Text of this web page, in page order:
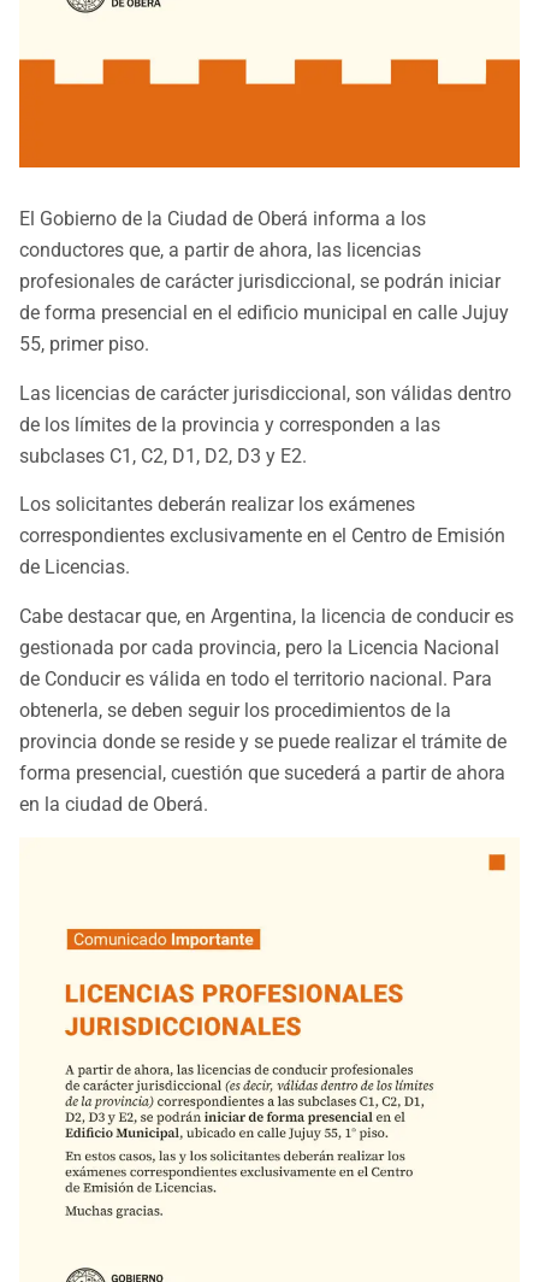
El Gobierno de la Ciudad de Oberá informa a los
conductores que, a partir de ahora, las licencias
profesionales de carácter jurisdiccional, se podrán iniciar
de forma presencial en el edificio municipal en calle Jujuy
55, primer piso.
Las licencias de carácter jurisdiccional, son válidas dentro
de los límites de la provincia y corresponden a las
subclases C1, C2, D1, D2, D3 y E2.
Los solicitantes deberán realizar los exámenes
correspondientes exclusivamente en el Centro de Emisión
de Licencias.
Cabe destacar que, en Argentina, la licencia de conducir es
gestionada por cada provincia, pero la Licencia Nacional
de Conducir es válida en todo el territorio nacional. Para
obtenerla, se deben seguir los procedimientos de la
provincia donde se reside y se puede realizar el trámite de
forma presencial, cuestión que sucederá a partir de ahora
en la ciudad de Oberá.